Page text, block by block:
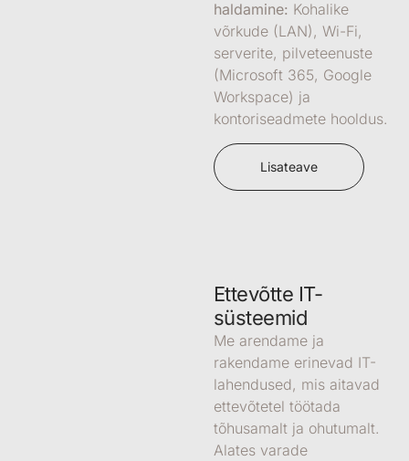
haldamine: Kohalike
võrkude (LAN), Wi-Fi,
serverite, pilveteenuste
(Microsoft 365, Google
Workspace) ja
kontoriseadmete hooldus.
Lisateave
Ettevõtte IT-
süsteemid
Me arendame ja
rakendame erinevad IT-
lahendused, mis aitavad
ettevõtetel töötada
tõhusamalt ja ohutumalt.
Alates varade